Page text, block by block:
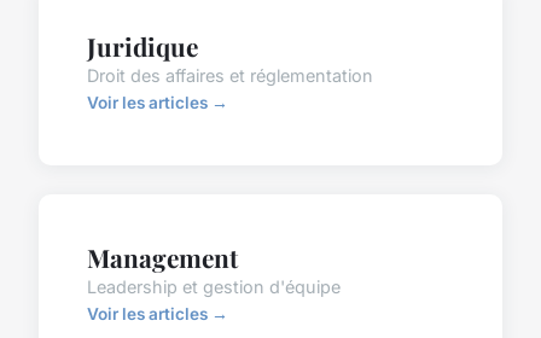
Juridique
Droit des affaires et réglementation
Voir les articles →
Management
Leadership et gestion d'équipe
Voir les articles →